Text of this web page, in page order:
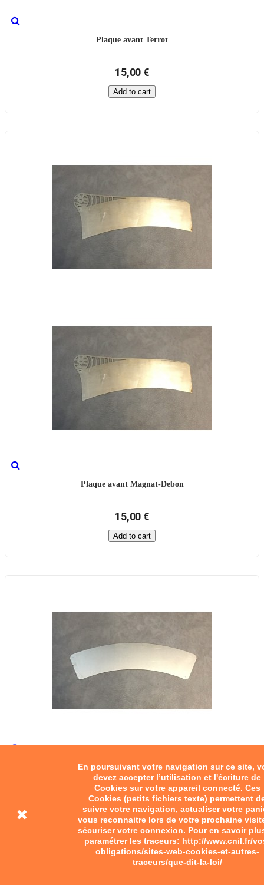
En poursuivant votre navigation sur ce site,
devez accepter l’utilisation et l'écriture de
Cookies sur votre appareil connecté. Ces
Cookies (petits fichiers texte) permettent
suivre votre navigation, actualiser votre
vous reconnaitre lors de votre prochaine
sécuriser votre connexion. Pour en savoir
paramétrer les traceurs: http://www.cnil.fr/
obligations/sites-web-cookies-et-autres-
traceurs/que-dit-la-loi/
Plaque avant Terrot
15,00 €
Add to cart
Plaque avant Magnat-Debon
15,00 €
Add to cart
Plaque avant Terrot
10,00 €
Add to cart